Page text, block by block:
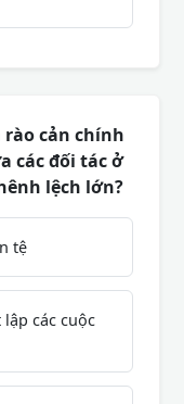
rào cản chính
các đối tác ở
lệch lớn?
tệ
các cuộc